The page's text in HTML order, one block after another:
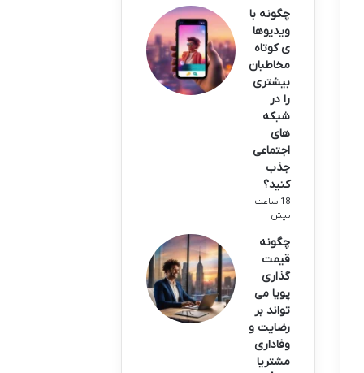
چگونه با
ویدیوها
ی کوتاه
مخاطبان
بیشتری
را در
شبکه
های
اجتماعی
جذب
کنید؟
18 ساعت
پیش
چگونه
قیمت
گذاری
پویا می
تواند بر
رضایت و
وفاداری
مشتریا